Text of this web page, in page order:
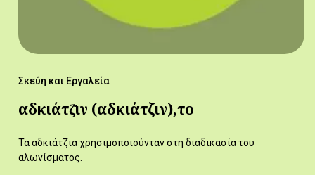
Σκεύη και Εργαλεία
αδκιάτζ̆ιν (αδκιάτζιν),το
Τα αδκιάτζια χρησιμοποιούνταν στη διαδικασία του
αλωνίσματος.